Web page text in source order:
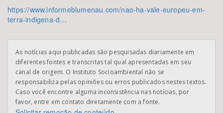
https://www.informeblumenau.com/nao-ha-vale-europeu-em-
terra-indigena-d…
As notícias aqui publicadas são pesquisadas diariamente em
diferentes fontes e transcritas tal qual apresentadas em seu
canal de origem. O Instituto Socioambiental não se
responsabiliza pelas opiniões ou erros publicados nestes textos.
Caso você encontre alguma inconsistência nas notícias, por
favor, entre em contato diretamente com a fonte.